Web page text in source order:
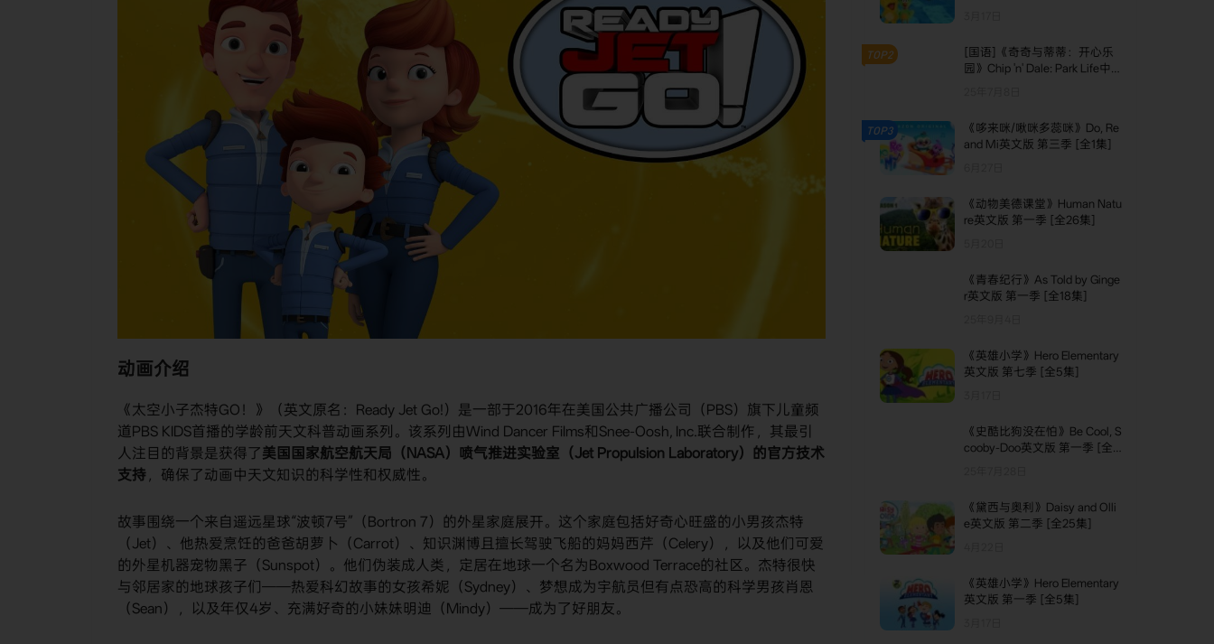
动画介绍
《太空小子杰特GO！》（英文原名：Ready Jet Go!）是一部于2016年在美国公共广播公司（PBS）旗下儿童频
道PBS KIDS首播的学龄前天文科普动画系列。该系列由Wind Dancer Films和Snee-Oosh, Inc.联合制作，其最引
人注目的背景是获得了美国国家航空航天局（NASA）喷气推进实验室（Jet Propulsion Laboratory）的官方技术
支持 ，确保了动画中天文知识的科学性和权威性。
故事围绕一个来自遥远星球“波顿7号”（Bortron 7）的外星家庭展开。这个家庭包括好奇心旺盛的小男孩杰特
（Jet）、他热爱烹饪的爸爸胡萝卜（Carrot）、知识渊博且擅长驾驶飞船的妈妈西芹（Celery），以及他们可爱
的外星机器宠物黑子（Sunspot）。他们伪装成人类，定居在地球一个名为Boxwood Terrace的社区。杰特很快
与邻居家的地球孩子们——热爱科幻故事的女孩希妮（Sydney）、梦想成为宇航员但有点恐高的科学男孩肖恩
（Sean），以及年仅4岁、充满好奇的小妹妹明迪（Mindy）——成为了好朋友。
TOP2
[国语]《奇奇与蒂蒂：开心乐
园》Chip 'n' Dale: Park Life中
TOP3
《哆来咪/啾咪多蕊咪》Do, Re
and Mi英文版 第三季 [全1集]
《动物美德课堂》Human Natu
re英文版 第一季 [全26集]
《青春纪行》As Told by Ginge
r英文版 第一季 [全18集]
《英雄小学》Hero Elementary
英文版 第七季 [全5集]
《史酷比狗没在怕》Be Cool, S
cooby-Doo英文版 第一季 [全2
《黛西与奥利》Daisy and Olli
e英文版 第二季 [全25集]
《英雄小学》Hero Elementary
英文版 第一季 [全5集]